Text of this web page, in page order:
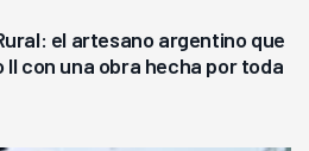
el artesano argentino que
II con una obra hecha por toda